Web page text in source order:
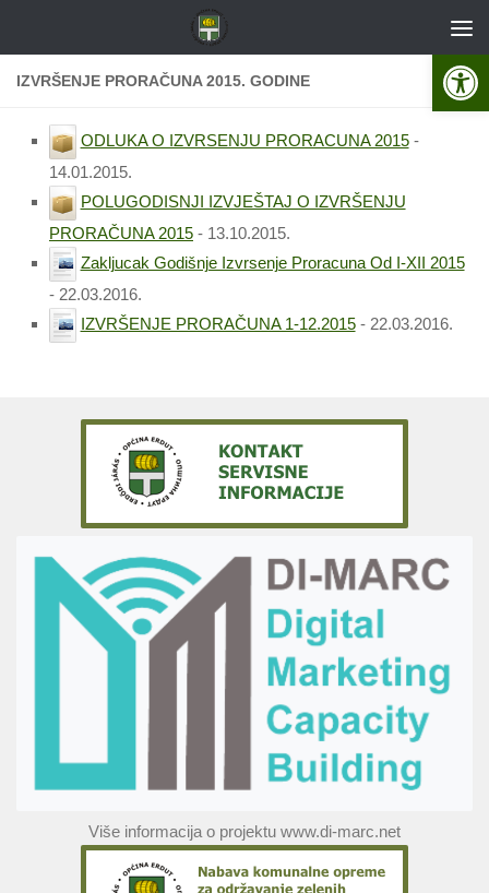
IZVRŠENJE PRORAČUNA 2015. GODINE
ODLUKA O IZVRSENJU PRORACUNA 2015-
14.01.2015.
POLUGODISNJI IZVJEŠTAJ O IZVRŠENJU
PRORAČUNA 2015 - 13.10.2015.
Zakljucak Godišnje Izvrsenje Proracuna Od I-XII 2015
- 22.03.2016.
IZVRŠENJE PRORAČUNA 1-12.2015- 22.03.2016.
Više informacija o projektu www.di-marc.net